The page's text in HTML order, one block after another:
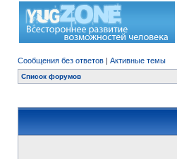
Сообщения без ответов | Активные темы
Список форумов